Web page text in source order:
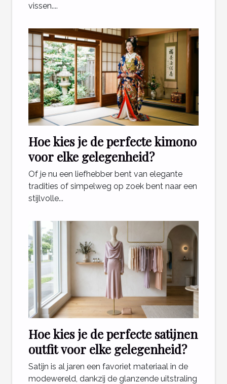
vissen....
Hoe kies je de perfecte kimono
voor elke gelegenheid?
Of je nu een liefhebber bent van elegante
tradities of simpelweg op zoek bent naar een
stijlvolle...
Hoe kies je de perfecte satijnen
outfit voor elke gelegenheid?
Satijn is al jaren een favoriet materiaal in de
modewereld, dankzij de glanzende uitstraling